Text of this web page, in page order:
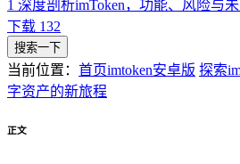
1 深度剖析imToken，功能、风险与
下载 132
搜索一下
当前位置： 首页imtoken安卓版 探索
字资产的新旅程
正文